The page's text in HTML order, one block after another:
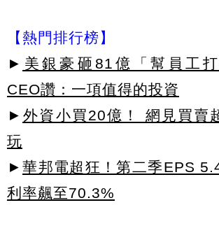
【熱門排行榜】
► 美銀豪砸81億「幫員工打
CEO讚：一項值得的投資
► 外資小買20億！ 網見買賣
玩
► 華邦電超狂！第二季EPS
利率飆至70.3%